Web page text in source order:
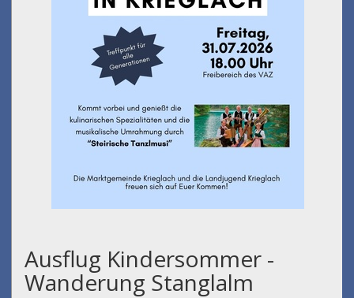
Ausflug Kindersommer -
Wanderung Stanglalm